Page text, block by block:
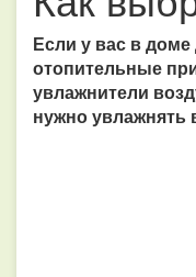
Если у вас в
отопительные
увлажнители
нужно увлажнять